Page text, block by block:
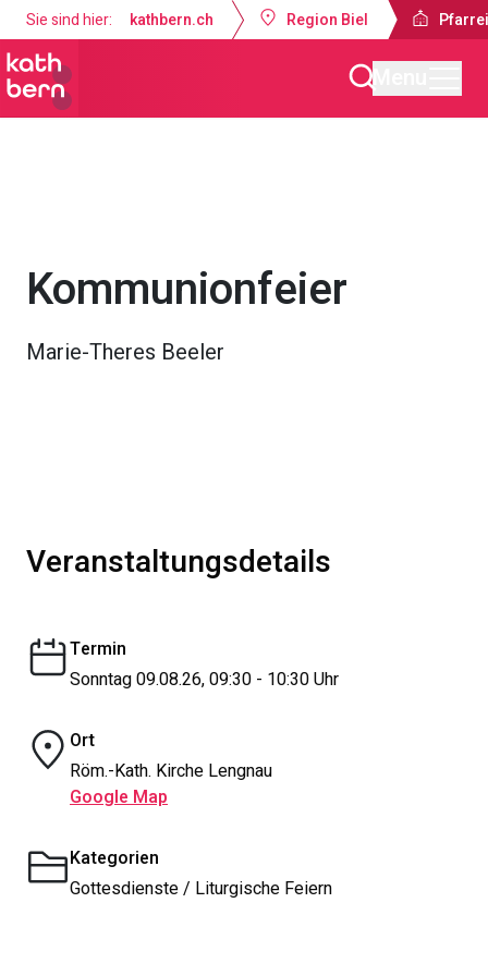
Sie sind hier: kathbern.ch Region Biel
Kommunionfeier
Marie-Theres Beeler
Veranstaltungsdetails
Termin
Sonntag 09.08.26, 09:30 - 10:30 Uhr
Ort
Röm.-Kath. Kirche Lengnau
Google Map
Kategorien
Gottesdienste / Liturgische Feiern